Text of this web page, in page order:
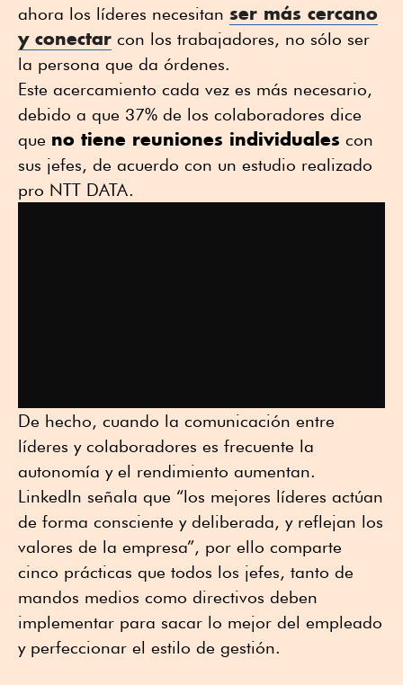
ahora los líderes necesitan ser más cercano
y conectar con los trabajadores, no sólo ser
la persona que da órdenes.
Este acercamiento cada vez es más necesario,
debido a que 37% de los colaboradores dice
que no tiene reuniones individuales con
sus jefes, de acuerdo con un estudio realizado
pro NTT DATA.
De hecho, cuando la comunicación entre
líderes y colaboradores es frecuente la
autonomía y el rendimiento aumentan.
LinkedIn señala que “los mejores líderes actúan
de forma consciente y deliberada, y reflejan los
valores de la empresa”, por ello comparte
cinco prácticas que todos los jefes, tanto de
mandos medios como directivos deben
implementar para sacar lo mejor del empleado
y perfeccionar el estilo de gestión.